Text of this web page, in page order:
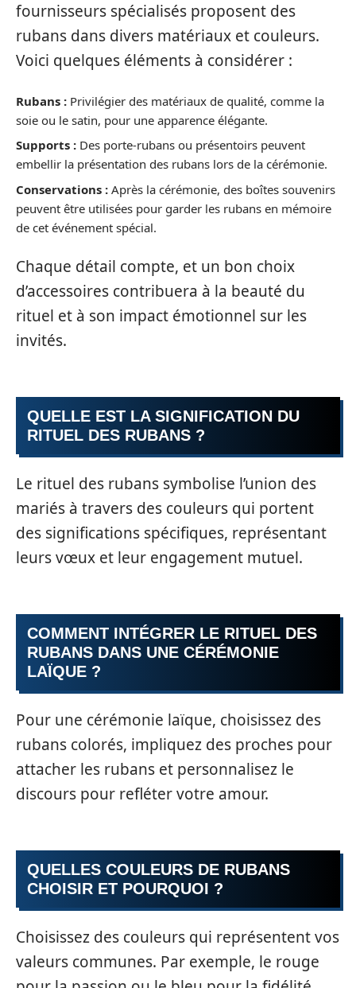
fournisseurs spécialisés proposent des
rubans dans divers matériaux et couleurs.
Voici quelques éléments à considérer :
Rubans : Privilégier des matériaux de qualité, comme la
soie ou le satin, pour une apparence élégante.
Supports : Des porte-rubans ou présentoirs peuvent
embellir la présentation des rubans lors de la cérémonie.
Conservations : Après la cérémonie, des boîtes souvenirs
peuvent être utilisées pour garder les rubans en mémoire
de cet événement spécial.
Chaque détail compte, et un bon choix
d’accessoires contribuera à la beauté du
rituel et à son impact émotionnel sur les
invités.
QUELLE EST LA SIGNIFICATION DU
RITUEL DES RUBANS ?
Le rituel des rubans symbolise l’union des
mariés à travers des couleurs qui portent
des significations spécifiques, représentant
leurs vœux et leur engagement mutuel.
COMMENT INTÉGRER LE RITUEL DES
RUBANS DANS UNE CÉRÉMONIE
LAÏQUE ?
Pour une cérémonie laïque, choisissez des
rubans colorés, impliquez des proches pour
attacher les rubans et personnalisez le
discours pour refléter votre amour.
QUELLES COULEURS DE RUBANS
CHOISIR ET POURQUOI ?
Choisissez des couleurs qui représentent vos
valeurs communes. Par exemple, le rouge